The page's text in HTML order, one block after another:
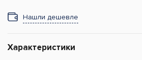
Нашли дешевле
Характеристики